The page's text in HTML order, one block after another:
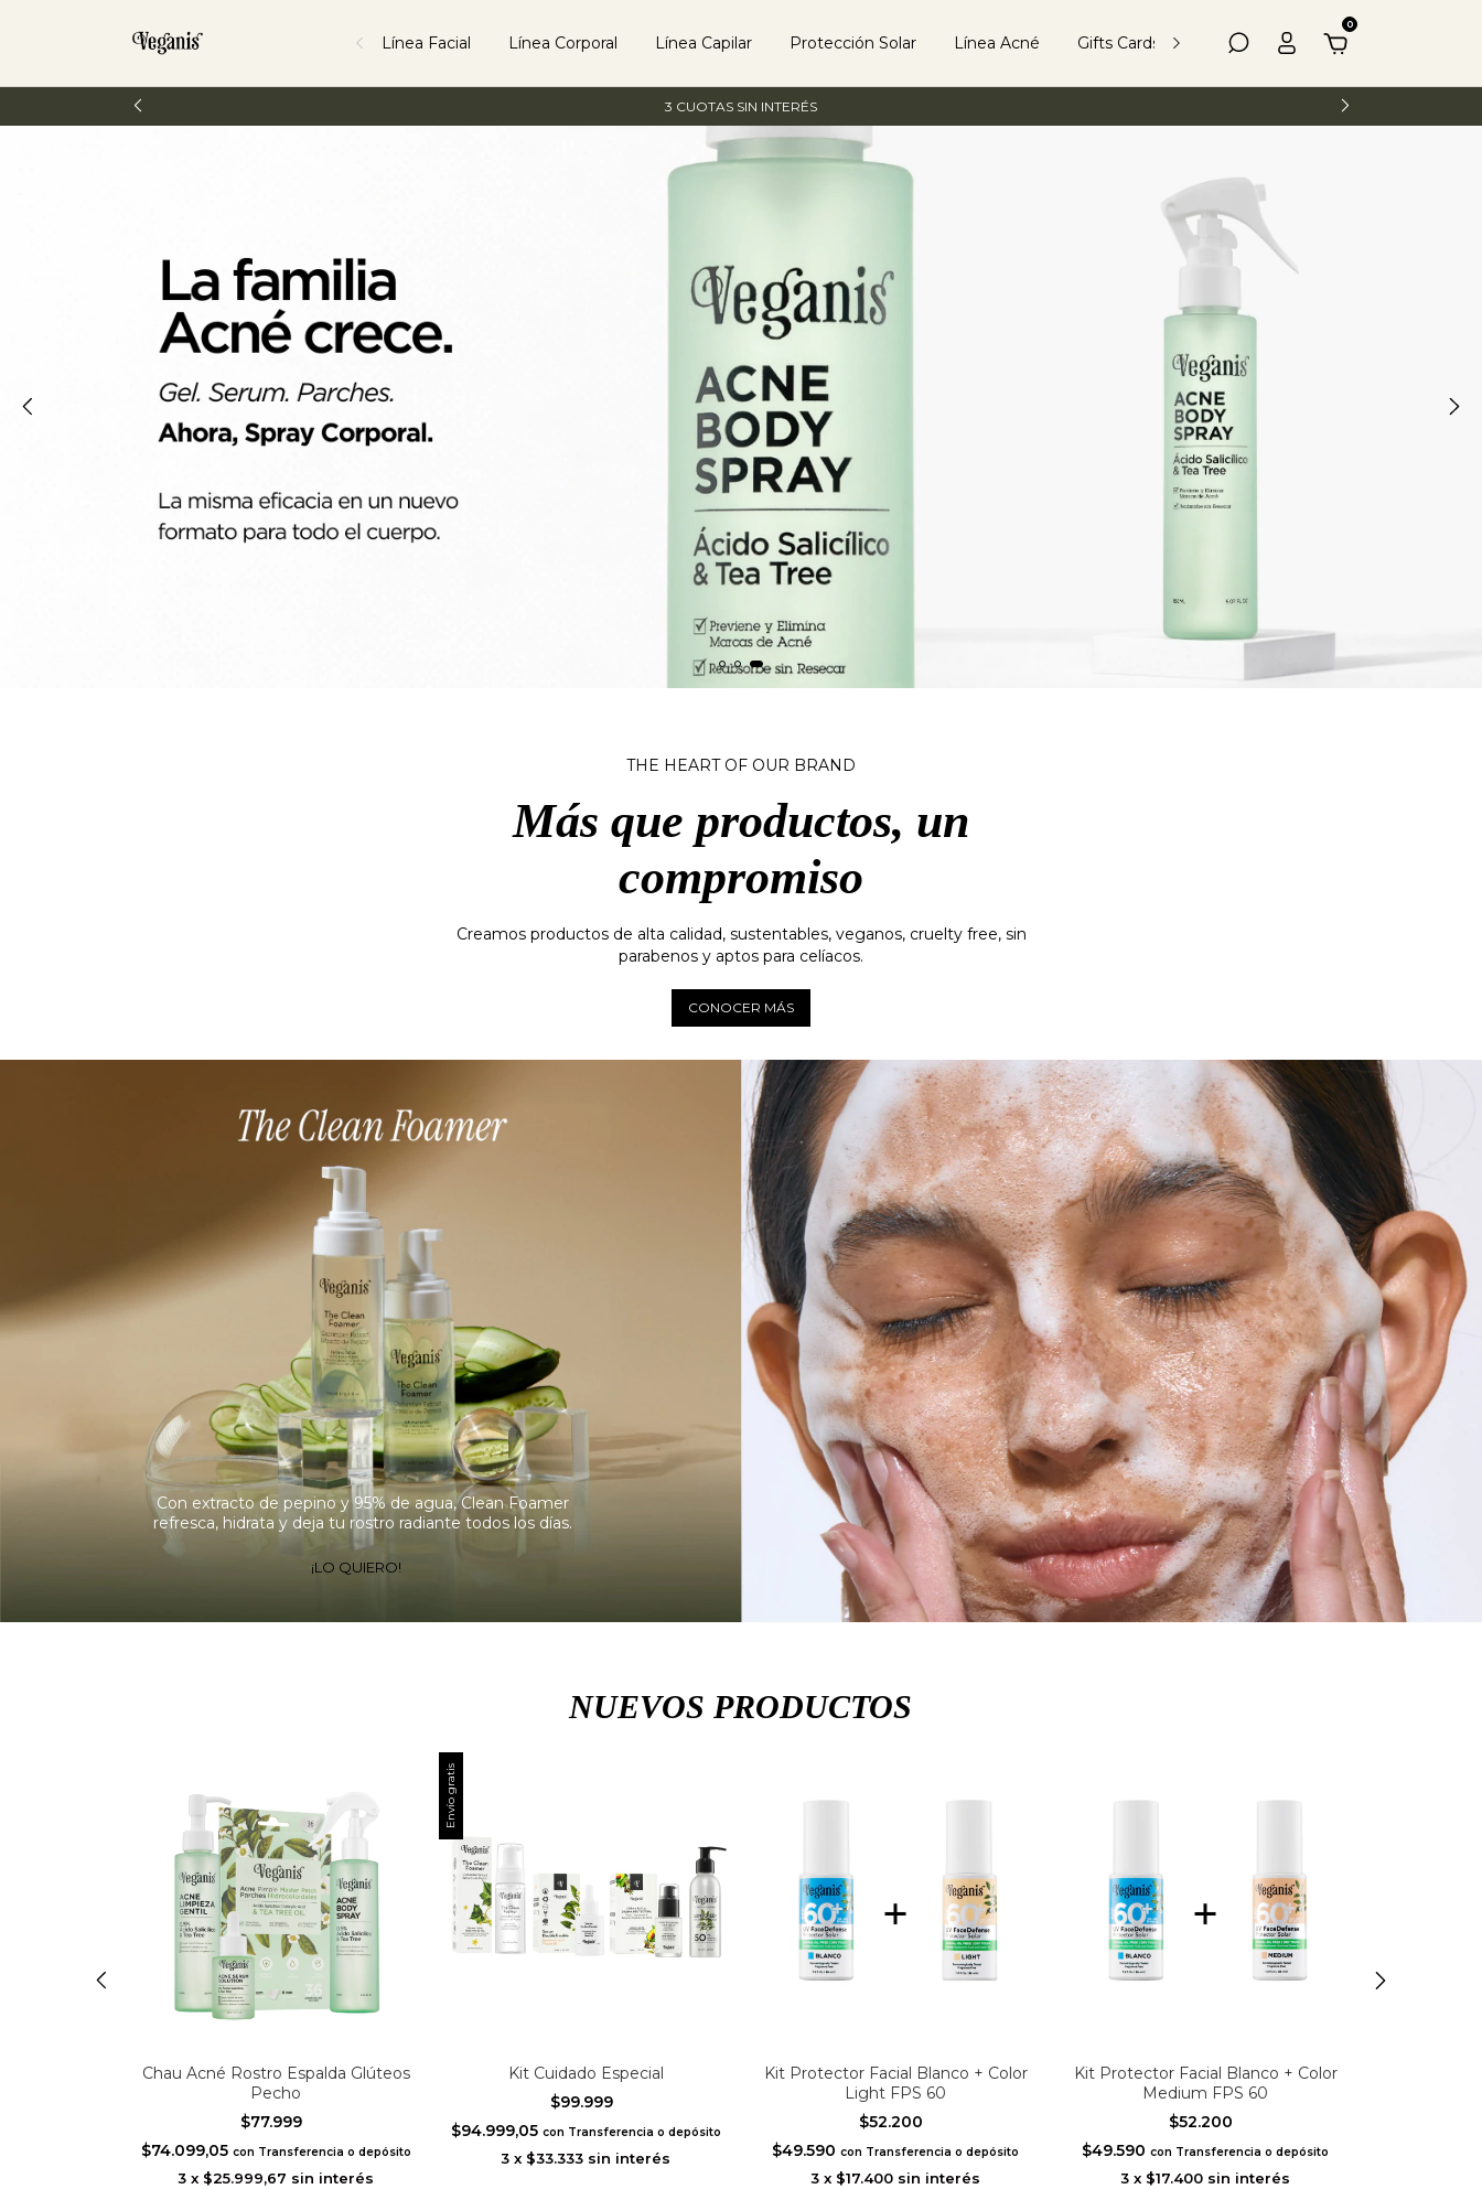
Línea Facial Línea Corporal Línea Capilar Protección Solar Línea Acné Gifts Cards Más Información
0
3 CUOTAS SIN INTERÉS
THE HEART OF OUR BRAND
Más que productos, un
compromiso
Creamos productos de alta calidad, sustentables, veganos, cruelty free, sin
parabenos y aptos para celíacos.
CONOCER MÁS
Con extracto de pepino y 95% de agua, Clean Foamer
refresca, hidrata y deja tu rostro radiante todos los días.
¡LO QUIERO!
NUEVOS PRODUCTOS
Chau Acné Rostro Espalda Glúteos
Pecho
$77.999
$74.099,05 con Transferencia o depósito
3 x $25.999,67 sin interés
Envío gratis
Kit Cuidado Especial
$99.999
$94.999,05 con Transferencia o depósito
3 x $33.333 sin interés
Kit Protector Facial Blanco + Color
Light FPS 60
$52.200
$49.590 con Transferencia o depósito
3 x $17.400 sin interés
Kit Protector Facial Blanco + Color
Medium FPS 60
$52.200
$49.590 con Transferencia o depósito
3 x $17.400 sin interés